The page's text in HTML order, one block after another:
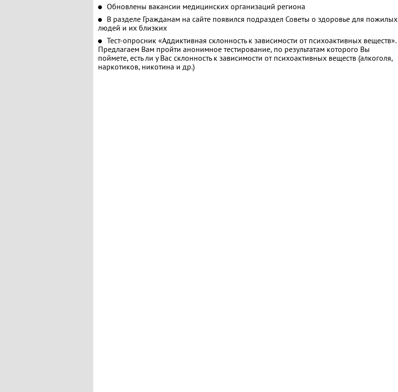
Обновлены вакансии медицинских организаций региона
В разделе Гражданам на сайте появился подраздел Советы о здоровье для пожилых
людей и их близких
Тест-опросник «Аддиктивная склонность к зависимости от психоактивных веществ».
Предлагаем Вам пройти анонимное тестирование, по результатам которого Вы
поймете, есть ли у Вас склонность к зависимости от психоактивных веществ (алкоголя,
наркотиков, никотина и др.)